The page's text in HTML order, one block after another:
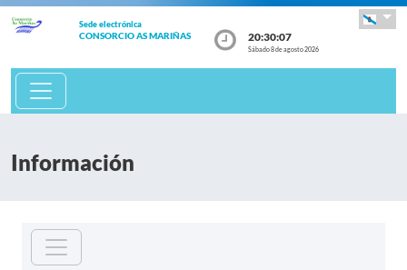
Sede electrónica
CONSORCIO AS MARIÑAS 20:30:07
Sábado 8 de agosto 2026
Información